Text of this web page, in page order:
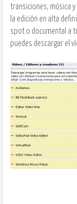
transiciones, música
la edición en alta
spot o documental a
puedes descargar el